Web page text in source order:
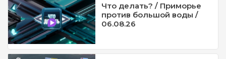
Что делать? / Приморье
против большой воды /
06.08.26